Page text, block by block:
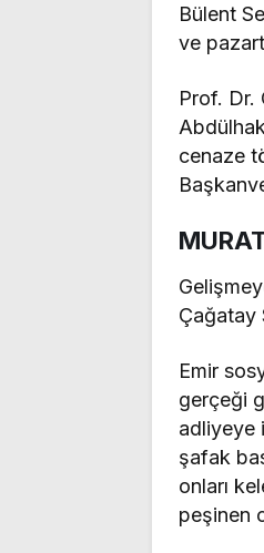
Bülent
ve
Prof. Dr.
cenaze
Çağatay
Emir
gerçeği
adliyeye
şafak
onları
peşinen